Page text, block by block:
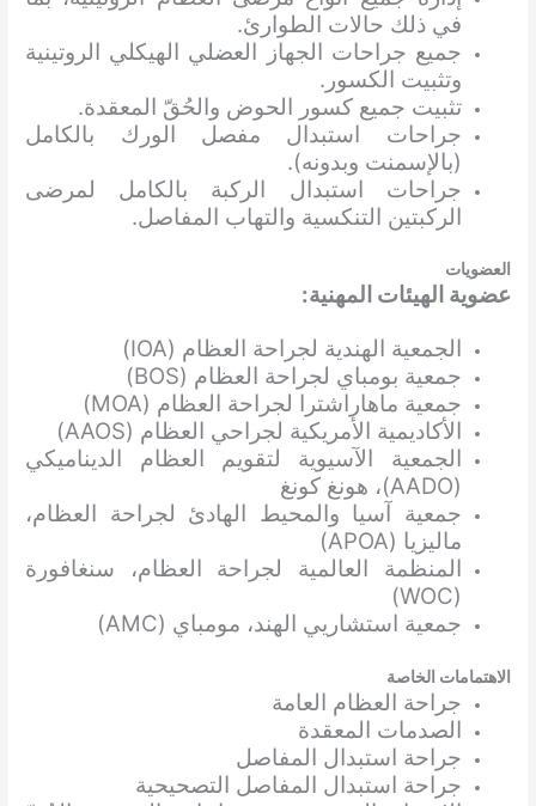
في ذلك حالات الطوارئ.
جميع جراحات الجهاز العضلي الهيكلي الروتينية
وتثبيت الكسور.
تثبيت جميع كسور الحوض والحُقّ المعقدة.
جراحات استبدال مفصل الورك بالكامل
(بالإسمنت وبدونه).
جراحات استبدال الركبة بالكامل لمرضى
الركبتين التنكسية والتهاب المفاصل.
العضويات
عضوية الهيئات المهنية:
الجمعية الهندية لجراحة العظام (IOA)
جمعية بومباي لجراحة العظام (BOS)
جمعية ماهاراشترا لجراحة العظام (MOA)
الأكاديمية الأمريكية لجراحي العظام (AAOS)
الجمعية الآسيوية لتقويم العظام الديناميكي
(AADO)، هونغ كونغ
جمعية آسيا والمحيط الهادئ لجراحة العظام،
ماليزيا (APOA)
المنظمة العالمية لجراحة العظام، سنغافورة
(WOC)
جمعية استشاريي الهند، مومباي (AMC)
الاهتمامات الخاصة
جراحة العظام العامة
الصدمات المعقدة
جراحة استبدال المفاصل
جراحة استبدال المفاصل التصحيحية